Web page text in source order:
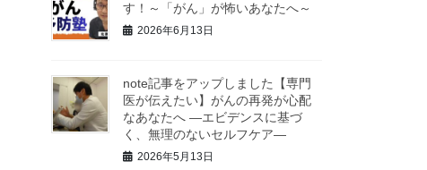
す！～「がん」が怖いあなたへ～
2026年6月13日
note記事をアップしました【専門
医が伝えたい】がんの再発が心配
なあなたへ ―エビデンスに基づ
く、無理のないセルフケア―
2026年5月13日